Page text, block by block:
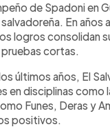
de Spadoni en
En
logros consolidan
cortas.
últimos años, El
en disciplinas como
Funes, Deras y
positivos.